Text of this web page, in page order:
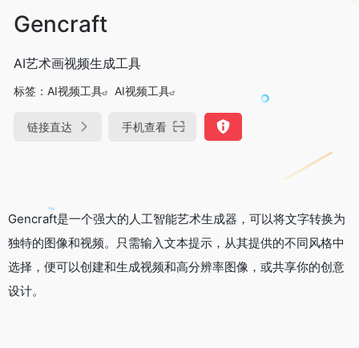
Gencraft
AI艺术画视频生成工具
标签： AI视频工具 AI视频工具
链接直达 手机查看
Gencraft是一个强大的人工智能艺术生成器，可以将文字转换为
独特的图像和视频。只需输入文本提示，从其提供的不同风格中
选择，便可以创建和生成视频和高分辨率图像，或共享你的创意
设计。